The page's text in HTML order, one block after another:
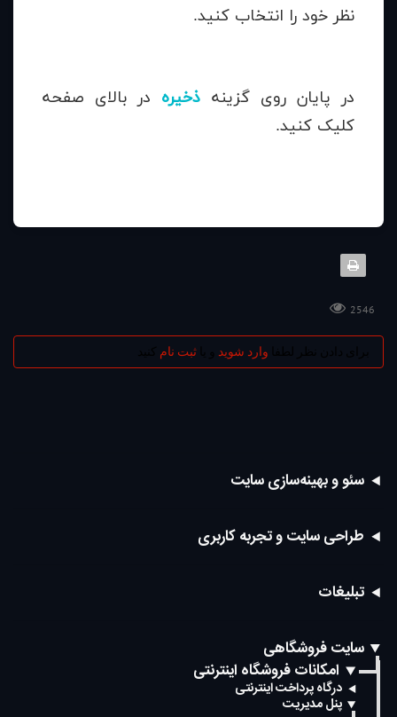
نظر خود را انتخاب کنید.
در پایان روی گزینه ذخیره در بالای صفحه
کلیک کنید.
2546
وارد شوید ثبت نام
سئو و بهینه‌سازی سایت
طراحی سایت و تجربه کاربری
تبلیغات
سایت فروشگاهی
امکانات فروشگاه اینترنتی
درگاه پرداخت اینترنتی
پنل مدیریت